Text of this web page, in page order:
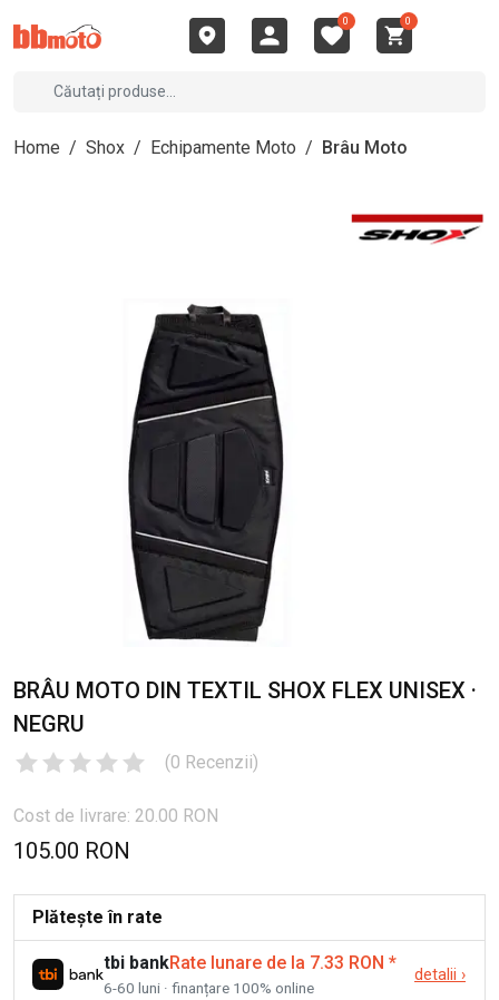
0 0
Home / Shox / Echipamente Moto / Brâu Moto
BRÂU MOTO DIN TEXTIL SHOX FLEX UNISEX ·
NEGRU
(0 Recenzii)
Cost de livrare: 20.00 RON
105.00 RON
Plătește în rate
tbi bankRate lunare de la 7.33 RON *
6-60 luni · finanțare 100% online
detalii ›